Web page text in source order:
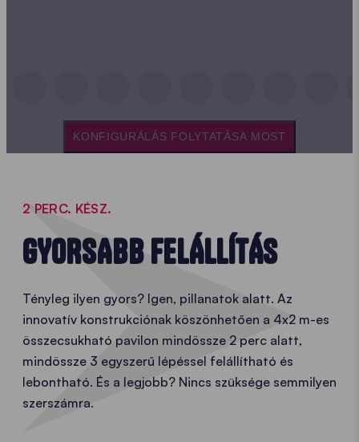
KONFIGURÁLÁS FOLYTATÁSA MOST
2 PERC. KÉSZ.
GYORSABB FELÁLLÍTÁS
Tényleg ilyen gyors? Igen, pillanatok alatt. Az
innovatív konstrukciónak köszönhetően a 4x2 m-es
összecsukható pavilon mindössze 2 perc alatt,
mindössze 3 egyszerű lépéssel felállítható és
lebontható. És a legjobb? Nincs szüksége semmilyen
szerszámra.